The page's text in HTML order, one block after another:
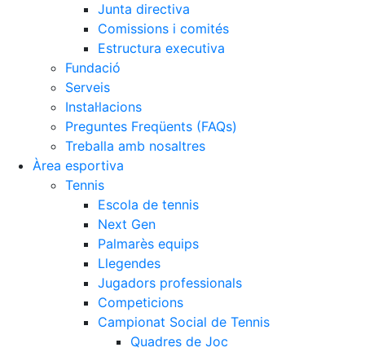
Junta directiva
Comissions i comités
Estructura executiva
Fundació
Serveis
Instal·lacions
Preguntes Freqüents (FAQs)
Treballa amb nosaltres
Àrea esportiva
Tennis
Escola de tennis
Next Gen
Palmarès equips
Llegendes
Jugadors professionals
Competicions
Campionat Social de Tennis
Quadres de Joc